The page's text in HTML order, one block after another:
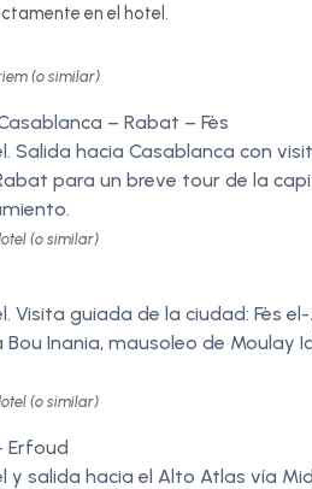
en el hotel.
(o similar)
– Rabat – Fès
Salida hacia Casablanca con
para un breve tour de la
(o similar)
Visita guiada de la ciudad: Fès
Inania, mausoleo de Moulay
(o similar)
Erfoud
y salida hacia el Alto Atlas vía